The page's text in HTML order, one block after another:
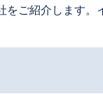
ご紹介します。